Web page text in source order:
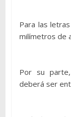
Para las
milímetros de
Por su
deberá ser